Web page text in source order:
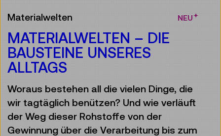
Materialwelten NEU
MATERIALWELTEN – DIE
BAUSTEINE UNSERES
ALLTAGS
Woraus bestehen all die vielen Dinge, die
wir tagtäglich benützen? Und wie verläuft
der Weg dieser Rohstoffe von der
Gewinnung über die Verarbeitung bis zum